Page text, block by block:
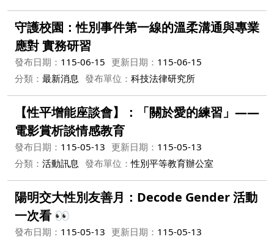
守護校園：性別事件第一線的溫柔溝通與專業
應對 實務研習
發布日期： 115-06-15 更新日期： 115-06-15
分類： 最新消息 發布單位： 科技法律研究所
【性平增能座談會】：「關於愛的練習」——
電影賞析談情感教育
發布日期： 115-05-13 更新日期： 115-05-13
分類： 活動訊息 發布單位：性別平等教育辦公室
陽明交大性別友善月：Decode Gender 活動
一次看 👀
發布日期： 115-05-13 更新日期： 115-05-13